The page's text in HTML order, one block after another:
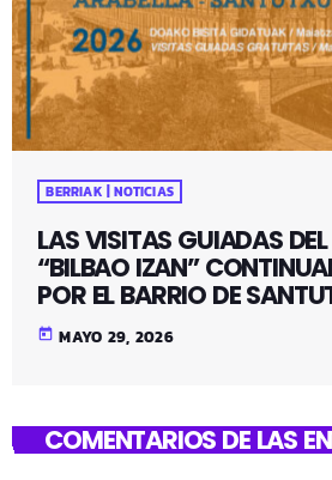
BERRIAK | NOTICIAS
LAS VISITAS GUIADAS
“BILBAO IZAN”
POR EL BARRIO DE
today MAYO 29, 2026
COMENTARIOS DE LAS